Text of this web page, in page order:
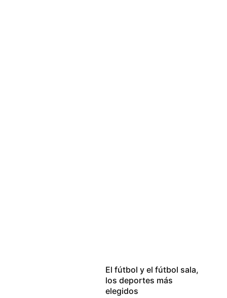
El fútbol y el fútbol sala,
los deportes más
elegidos